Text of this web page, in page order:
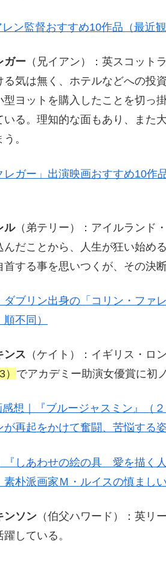
ン監督おすすめ10作品（最近
ガー （兄イアン）：英スコット
る気は無く、ホテルなどへの投
型ヨットを購入したことを切っ
いる。理知的な面もあり、また
。
レガー」出演映画おすすめ10
ル（弟テリー）：アイルランド
んだことから、人生が狂い始め
首する事を思いつくが、その決
ダブリン出身の「コリン・ファ
不同）
ンス （ケイト）：イギリス・ロ
でアカデミー助演女優賞に初
想｜『ブルージャスミン』（
が再起をかけて奮闘、苦悩する
『しあわせの絵の具 愛を描く
素朴派画家Ｍ・ルイスの慎まし
ンソン （伯父ハワード）：英リ
している。